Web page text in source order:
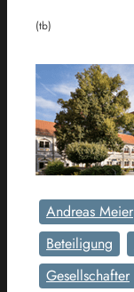
(tb)
Andreas Meier
Beteiligung
Gesellschafter